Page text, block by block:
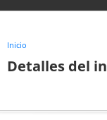
Inicio
Detalles del